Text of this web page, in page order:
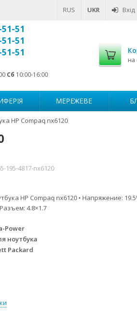
RUS UKR Вхід
51
51
51
Сб 10:00-16:00
на
МЕРЕЖЕВЕ
HP Compaq nx6120
195-4817-nx6120
HP Compaq nx6120 • Напряжение:
4.8×1.7
Power
ноутбука
Packard